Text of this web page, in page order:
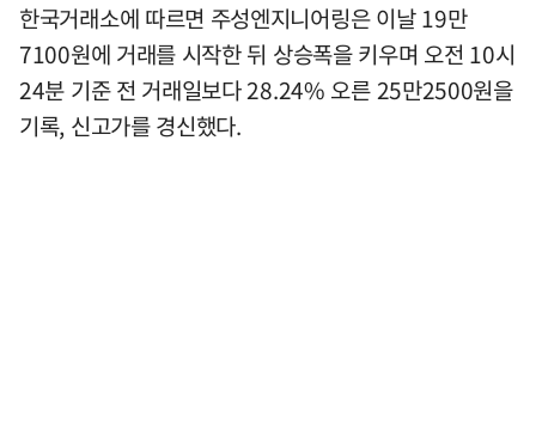
한국거래소에 따르면 주성엔지니어링은 이날 19만
7100원에 거래를 시작한 뒤 상승폭을 키우며 오전 10시
24분 기준 전 거래일보다 28.24% 오른 25만2500원을
기록, 신고가를 경신했다.